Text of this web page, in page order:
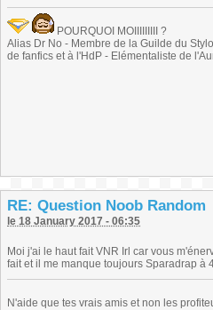
POURQUOI MOIIIIIIIII ?
Alias Dr No - Membre de la Guilde du
de fanfics et à l'HdP - Elémentaliste de
RE: Question Noob Random
le 18 January 2017 - 06:35
Moi j'ai le haut fait VNR Irl car vous
fait et il me manque toujours Sparadrap à
N'aide que tes vrais amis et non les